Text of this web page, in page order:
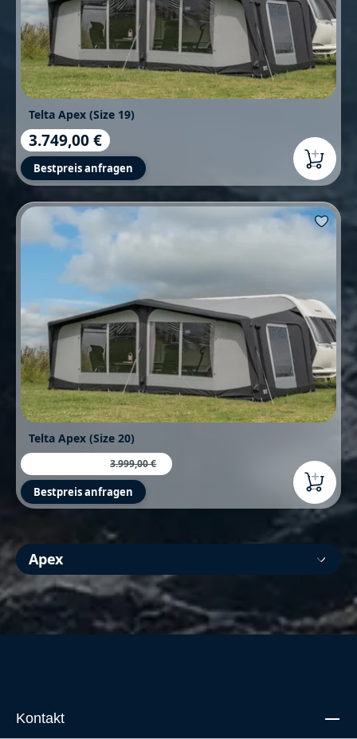
Telta Apex (Size 19)
Regulärer Preis:
3.749,00 €
Bestpreis anfragen
Telta Apex (Size 20)
Verkaufspreis:Regulärer Preis:
3.999,00 €
Bestpreis anfragen
Apex
Kontakt